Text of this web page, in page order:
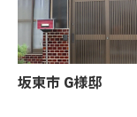
坂東市 G様邸